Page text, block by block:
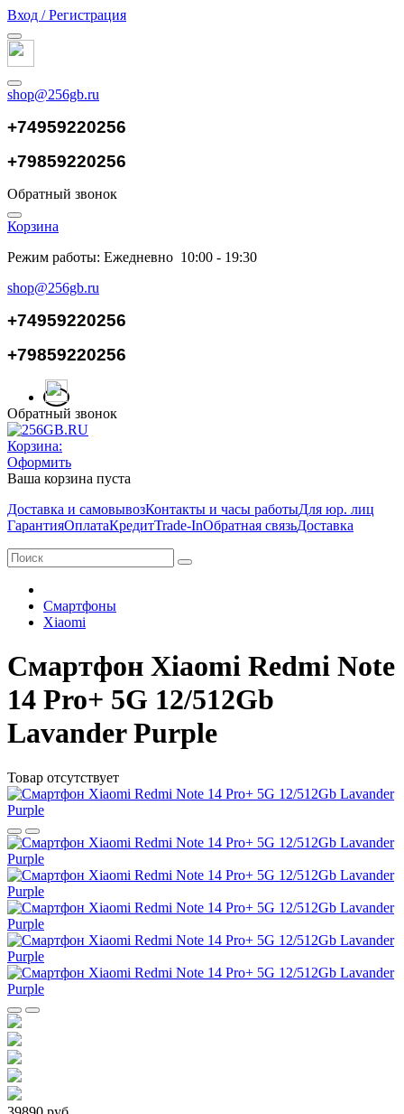
Вход / Регистрация
shop@256gb.ru
+74959220256
+79859220256
Обратный звонок
Корзина
Режим работы: Ежедневно 10:00 - 19:30
shop@256gb.ru
+74959220256
+79859220256
Обратный звонок
Корзина:
Оформить
Ваша корзина пуста
Доставка и самовывозКонтакты и часы работыДля юр. лиц
ГарантияОплатаКредитTrade-InОбратная связьДоставка
Смартфоны
Xiaomi
Смартфон Xiaomi Redmi Note
14 Pro+ 5G 12/512Gb
Lavander Purple
Товар отсутствует